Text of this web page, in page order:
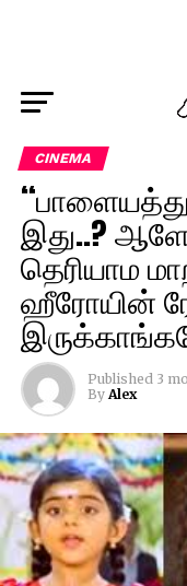
CINEMA
இது..?
தெரியாம
ஹீரோயின்
Published 3
By Alex